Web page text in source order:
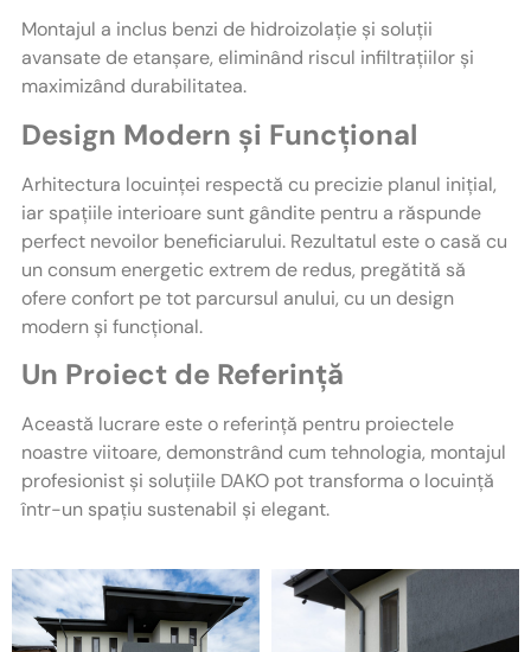
Montajul a inclus benzi de hidroizolație și soluții
avansate de etanșare, eliminând riscul infiltrațiilor și
maximizând durabilitatea.
Design Modern și Funcțional
Arhitectura locuinței respectă cu precizie planul inițial,
iar spațiile interioare sunt gândite pentru a răspunde
perfect nevoilor beneficiarului. Rezultatul este o casă cu
un consum energetic extrem de redus, pregătită să
ofere confort pe tot parcursul anului, cu un design
modern și funcțional.
Un Proiect de Referință
Această lucrare este o referință pentru proiectele
noastre viitoare, demonstrând cum tehnologia, montajul
profesionist și soluțiile DAKO pot transforma o locuință
într-un spațiu sustenabil și elegant.